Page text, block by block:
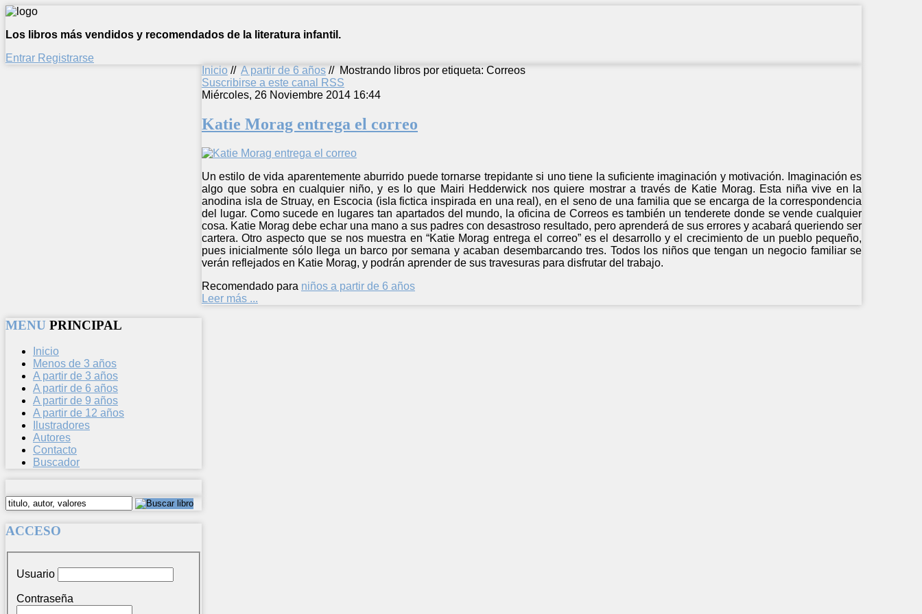
Los libros más vendidos y recomendados de la literatura infantil.
Entrar Registrarse
Inicio // A partir de 6 años // Mostrando libros por etiqueta: Correos
Suscribirse a este canal RSS
Miércoles, 26 Noviembre 2014 16:44
Katie Morag entrega el correo
Un estilo de vida aparentemente aburrido puede tornarse trepidante si uno tiene la suficiente imaginación y motivación. Imaginación es
algo que sobra en cualquier niño, y es lo que Mairi Hedderwick nos quiere mostrar a través de Katie Morag. Esta niña vive en la
anodina isla de Struay, en Escocia (isla fictica inspirada en una real), en el seno de una familia que se encarga de la correspondencia
del lugar. Como sucede en lugares tan apartados del mundo, la oficina de Correos es también un tenderete donde se vende cualquier
cosa. Katie Morag debe echar una mano a sus padres con desastroso resultado, pero aprenderá de sus errores y acabará queriendo ser
cartera. Otro aspecto que se nos muestra en “Katie Morag entrega el correo” es el desarrollo y el crecimiento de un pueblo pequeño,
pues inicialmente sólo llega un barco por semana y acaban desembarcando tres. Todos los niños que tengan un negocio familiar se
verán reflejados en Katie Morag, y podrán aprender de sus travesuras para disfrutar del trabajo.
Recomendado para niños a partir de 6 años
Leer más ...
MENU PRINCIPAL
Inicio
Menos de 3 años
A partir de 3 años
A partir de 6 años
A partir de 9 años
A partir de 12 años
Ilustradores
Autores
Contacto
Buscador
ACCESO
Usuario
Contraseña